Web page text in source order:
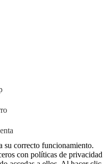
su correcto funcionamiento.
con políticas de privacidad